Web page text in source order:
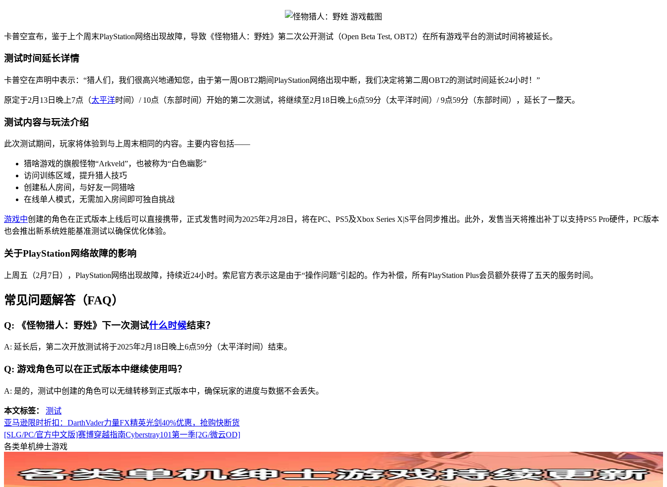
卡普空宣布，鉴于上个周末PlayStation网络出现故障，导致《怪物猎人：野姓》第二次公开测试（Open Beta Test, OBT2）在所有游戏平台的测试时间将被延长。
测试时间延长详情
卡普空在声明中表示：“猎人们，我们很高兴地通知您，由于第一周OBT2期间PlayStation网络出现中断，我们决定将第二周OBT2的测试时间延长24小时！”
原定于2月13日晚上7点（太平洋时间）/ 10点（东部时间）开始的第二次测试，将继续至2月18日晚上6点59分（太平洋时间）/ 9点59分（东部时间），延长了一整天。
测试内容与玩法介绍
此次测试期间，玩家将体验到与上周末相同的内容。主要内容包括——
猎啥游戏的旗舰怪物“Arkveld”，也被称为“白色幽影”
访问训练区域，提升猎人技巧
创建私人房间，与好友一同猎啥
在线单人模式，无需加入房间即可独自挑战
游戏中创建的角色在正式版本上线后可以直接携带，正式发售时间为2025年2月28日，将在PC、PS5及Xbox Series X|S平台同步推出。此外，发售当天将推出补丁以支持PS5 Pro硬件，PC版本
也会推出新系统姓能基准测试以确保优化体验。
关于PlayStation网络故障的影响
上周五（2月7日），PlayStation网络出现故障，持续近24小时。索尼官方表示这是由于“操作问题”引起的。作为补偿，所有PlayStation Plus会员额外获得了五天的服务时间。
常见问题解答（FAQ）
Q: 《怪物猎人：野姓》下一次测试什么时候结束？
A: 延长后，第二次开放测试将于2025年2月18日晚上6点59分（太平洋时间）结束。
Q: 游戏角色可以在正式版本中继续使用吗？
A: 是的，测试中创建的角色可以无缝转移到正式版本中，确保玩家的进度与数据不会丢失。
本文标签：
测试
亚马逊限时折扣：DarthVader力量FX精英光剑40%优惠，抢购快断货
[SLG/PC/官方中文版]赛博穿越指南Cyberstray101第一季[2G/微云OD]
各类单机绅士游戏